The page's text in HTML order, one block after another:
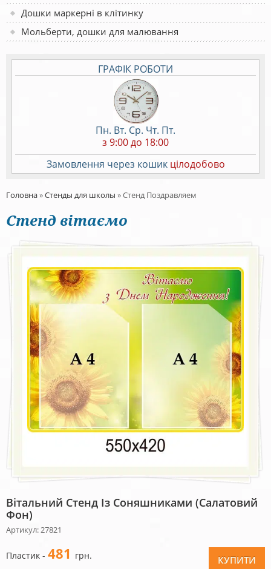
Дошки маркерні в клітинку
Мольберти, дошки для малювання
ГРАФІК РОБОТИ
Пн. Вт. Ср. Чт. Пт.
з 9:00 до 18:00
Замовлення через кошик цілодобово
Головна»Стенды для школы »Стенд Поздравляем
Стенд вітаємо
Вітальний Стенд Із Соняшниками (салатовий
Фон)
Артикул: 27821
Пластик - 481 грн. КУПИТИ